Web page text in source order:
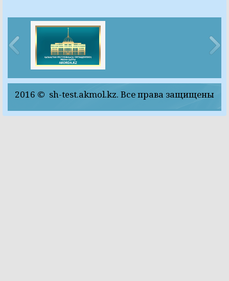
2016 © sh-test.akmol.kz. Все права защищены